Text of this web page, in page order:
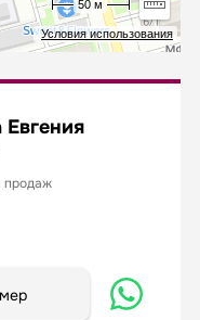
Евгения
продаж
Условия использования
50 м